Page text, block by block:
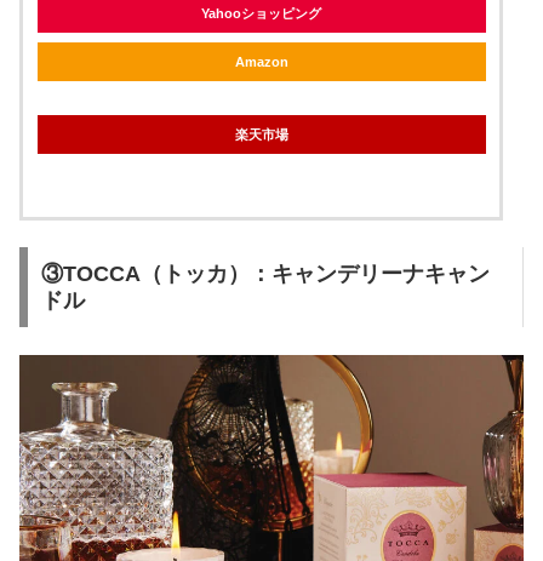
Yahooショッピング
Amazon
楽天市場
③TOCCA（トッカ）：キャンデリーナキャン
ドル